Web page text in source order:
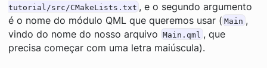
tutorial/src/CMakeLists.txt , e o segundo argumento
é o nome do módulo QML que queremos usar ( Main ,
vindo do nome do nosso arquivo
Main.qml , que
precisa começar com uma letra maiúscula).